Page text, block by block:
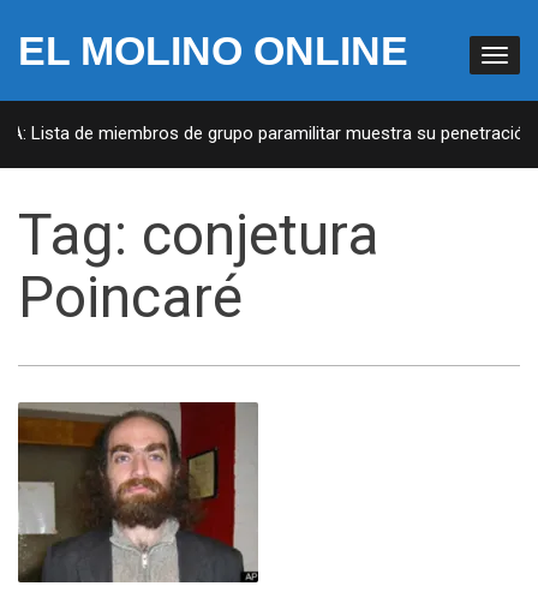
EL MOLINO ONLINE
Lista de miembros de grupo paramilitar muestra su penetración
Tag: conjetura
Poincaré